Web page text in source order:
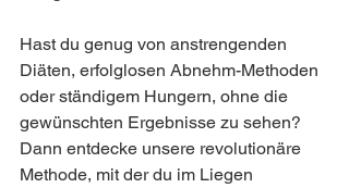
Hast du genug von anstrengenden
Diäten, erfolglosen Abnehm-Methoden
oder ständigem Hungern, ohne die
gewünschten Ergebnisse zu sehen?
Dann entdecke unsere revolutionäre
Methode, mit der du im Liegen